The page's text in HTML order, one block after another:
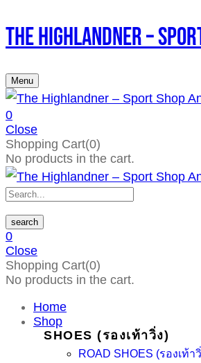
The Highlandner –
Menu
0
Close
Shopping Cart(0)
No products in the cart.
search
0
Close
Shopping Cart(0)
No products in the cart.
Home
Shop
SHOES (รองเท้าวิ่ง)
ROAD SHOES (รองเท้า